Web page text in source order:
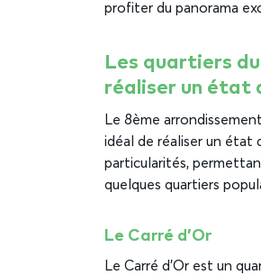
profiter du panorama
Les quartiers
réaliser un état
Le 8ème
idéal de réaliser un état
particularités,
quelques quartiers
Le Carré d’Or
Le Carré d’Or est un